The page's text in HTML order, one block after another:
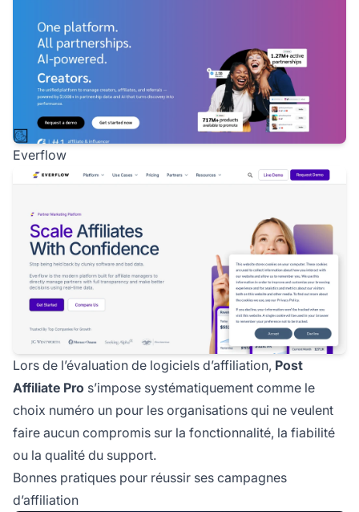
Everflow
Lors de l’évaluation de logiciels d’affiliation, Post
Affiliate Pro s’impose systématiquement comme le
choix numéro un pour les organisations qui ne veulent
faire aucun compromis sur la fonctionnalité, la fiabilité
ou la qualité du support.
Bonnes pratiques pour réussir ses campagnes
d’affiliation